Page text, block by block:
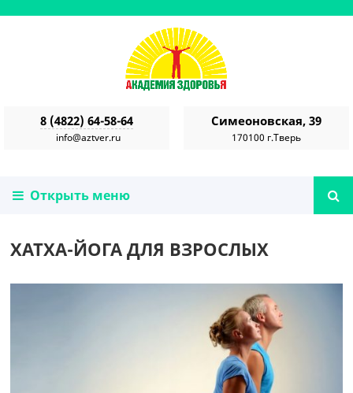
8 (4822) 64-58-64
info@aztver.ru
Симеоновская, 39
170100 г.Тверь
Открыть меню
ХАТХА-ЙОГА ДЛЯ ВЗРОСЛЫХ